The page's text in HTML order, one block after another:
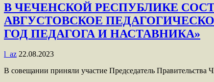
В ЧЕЧЕНСКОЙ РЕСПУБЛИКЕ
АВГУСТОВСКОЕ
ГОД ПЕДАГОГА И НАСТАВНИКА»
l_az 22.08.2023
В совещании приняли участие Председатель